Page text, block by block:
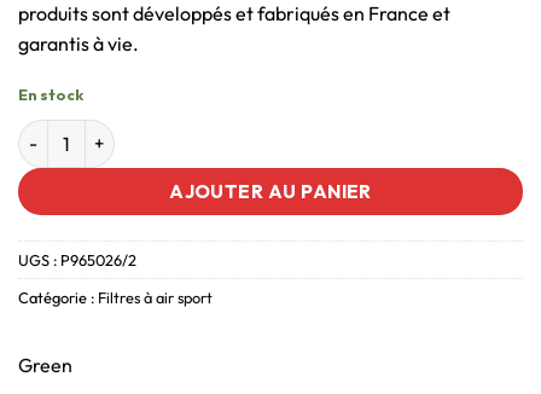
produits sont développés et fabriqués en France et
garantis à vie.
En stock
AJOUTER AU PANIER
UGS : P965026/2
Catégorie : Filtres à air sport
Green